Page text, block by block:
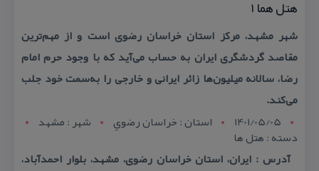
هتل هما 1
شهر مشهد، مركز استان خراسان رضوی است و از مهم‌ترین
مقاصد گردشگری ایران به حساب می‌آید كه با وجود حرم امام
رضا، سالانه میلیون‌ها زائر ایرانی و خارجی را به‌سمت خود جلب
می‌كند.
1401/05/05
استان : خراسان رضوي شهر : مشهد
دسته : هتل ها
آدرس : ایران، استان خراسان رضوی، مشهد، بلوار احمدآباد،